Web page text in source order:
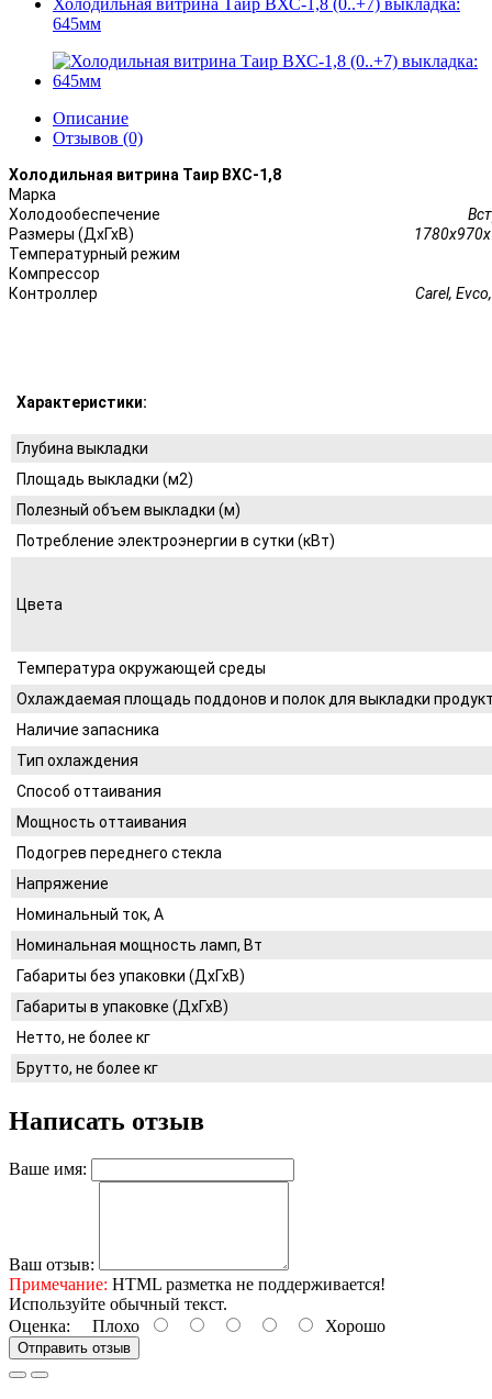
Холодильная витрина Таир ВХС-1,8 (0..+7) выкладка:
645мм
Описание
Отзывов (0)
Холодильная витрина Таир ВХС-1,8
Марка
Холодообеспечение
Размеры (ДхГхВ)
Температурный режим
Компрессор
Контроллер
Carel,
Характеристики:
Глубина выкладки
Площадь выкладки (м2)
Полезный объем выкладки (м)
Потребление электроэнергии в сутки (кВт)
Цвета
Температура окружающей среды
Охлаждаемая площадь поддонов и полок для выкладки
Наличие запасника
Тип охлаждения
Способ оттаивания
Мощность оттаивания
Подогрев переднего стекла
Напряжение
Номинальный ток, A
Номинальная мощность ламп, Вт
Габариты без упаковки (ДхГхВ)
Габариты в упаковке (ДхГхВ)
Нетто, не более кг
Брутто, не более кг
Написать отзыв
Ваше имя:
Ваш отзыв:
Примечание: HTML разметка не поддерживается!
Используйте обычный текст.
Оценка: Плохо Хорошо
Отправить отзыв